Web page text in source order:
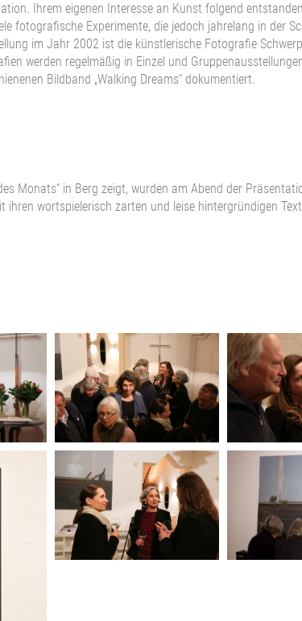
Ihrem eigenen Interesse an Kunst folgend
fotografische Experimente, die jedoch jahrelang in der
im Jahr 2002 ist die künstlerische Fotografie
werden regelmäßig in Einzel und
Bildband „Walking Dreams“ dokumentiert.
Monats“ in Berg zeigt, wurden am Abend der
ihren wortspielerisch zarten und leise hintergründigen